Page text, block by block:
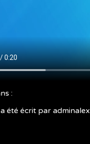
:
été écrit par adminalex